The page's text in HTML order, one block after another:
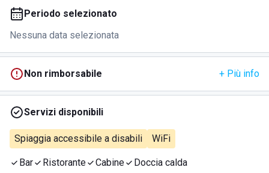
Periodo selezionato
Nessuna data selezionata
Non rimborsabile + Più info
Servizi disponibili
Spiaggia accessibile a disabili WiFi
Bar Ristorante Cabine Doccia calda